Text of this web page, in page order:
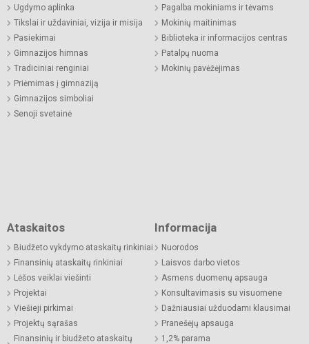
Ugdymo aplinka
Tikslai ir uždaviniai, vizija ir misija
Pasiekimai
Gimnazijos himnas
Tradiciniai renginiai
Priėmimas į gimnaziją
Gimnazijos simboliai
Senoji svetainė
Pagalba mokiniams ir tėvams
Mokinių maitinimas
Biblioteka ir informacijos centras
Patalpų nuoma
Mokinių pavėžėjimas
Ataskaitos
Biudžeto vykdymo ataskaitų rinkiniai
Finansinių ataskaitų rinkiniai
Lėšos veiklai viešinti
Projektai
Viešieji pirkimai
Projektų sąrašas
Finansinių ir biudžeto ataskaitų
Informacija
Nuorodos
Laisvos darbo vietos
Asmens duomenų apsauga
Konsultavimasis su visuomene
Dažniausiai užduodami klausimai
Pranešėjų apsauga
1,2% parama